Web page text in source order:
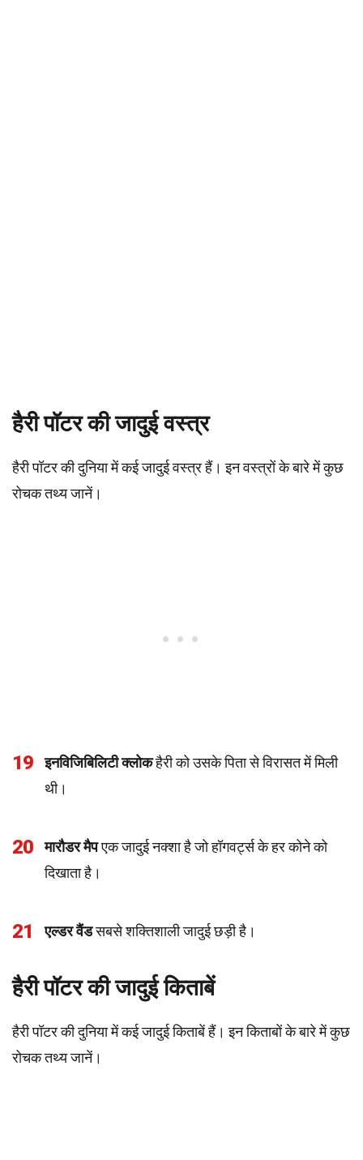
हैरी पॉटर की जादुई वस्त्र
हैरी पॉटर की दुनिया में कई जादुई वस्त्र हैं। इन वस्त्रों के बारे में कुछ
रोचक तथ्य जानें।
19 इनविजिबिलिटी क्लोकहैरी को उसके पिता से विरासत में मिली
थी।
20 मारौडर मैपएक जादुई नक्शा है जो हॉगवर्ट्स के हर कोने को
दिखाता है।
21 एल्डर वैंडसबसे शक्तिशाली जादुई छड़ी है।
हैरी पॉटर की जादुई किताबें
हैरी पॉटर की दुनिया में कई जादुई किताबें हैं। इन किताबों के बारे में कुछ
रोचक तथ्य जानें।